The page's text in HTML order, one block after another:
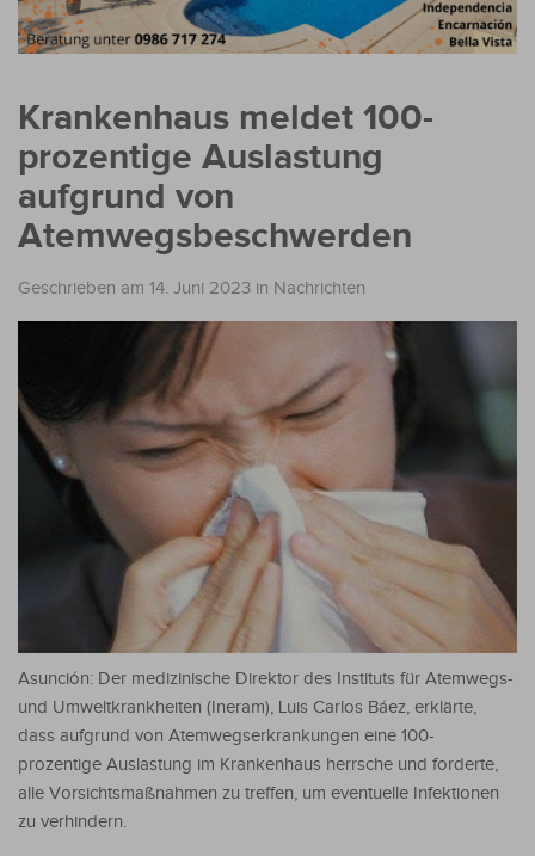
Krankenhaus meldet 100-
prozentige Auslastung
aufgrund von
Atemwegsbeschwerden
Geschrieben am 14. Juni 2023 in Nachrichten
Asunción: Der medizinische Direktor des Instituts für Atemwegs-
und Umweltkrankheiten (Ineram), Luis Carlos Báez, erklärte,
dass aufgrund von Atemwegserkrankungen eine 100-
prozentige Auslastung im Krankenhaus herrsche und forderte,
alle Vorsichtsmaßnahmen zu treffen, um eventuelle Infektionen
zu verhindern.